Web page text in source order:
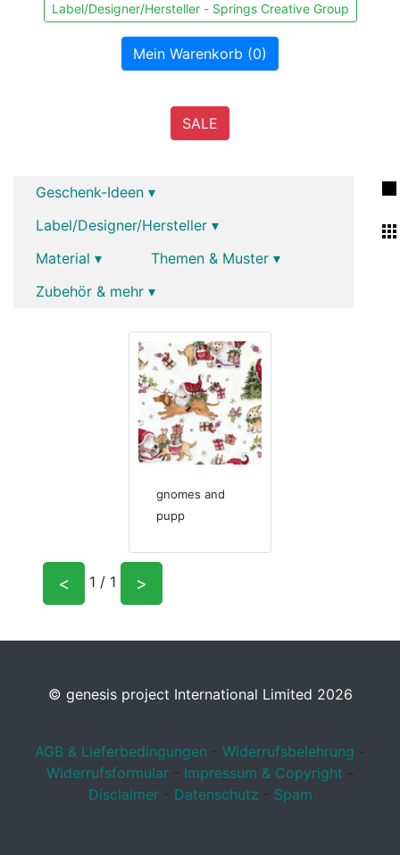
Label/Designer/Hersteller - Springs Creative Group
Mein Warenkorb (0)
SALE
Geschenk-Ideen ▾
Label/Designer/Hersteller ▾
Material ▾
Themen & Muster ▾
Zubehör & mehr ▾
gnomes and
pupp
< 1 / 1 >
© genesis project International Limited 2026
AGB & Lieferbedingungen Widerrufsbelehrung
Widerrufsformular
Impressum & Copyright
Disclaimer- Datenschutz Spam